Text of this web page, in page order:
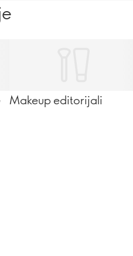
Makeup editorijali